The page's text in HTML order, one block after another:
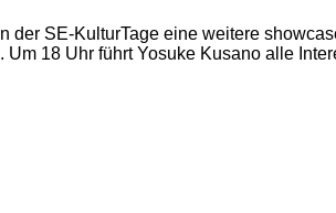
SE-KulturTage eine weitere
18 Uhr führt Yosuke Kusano alle